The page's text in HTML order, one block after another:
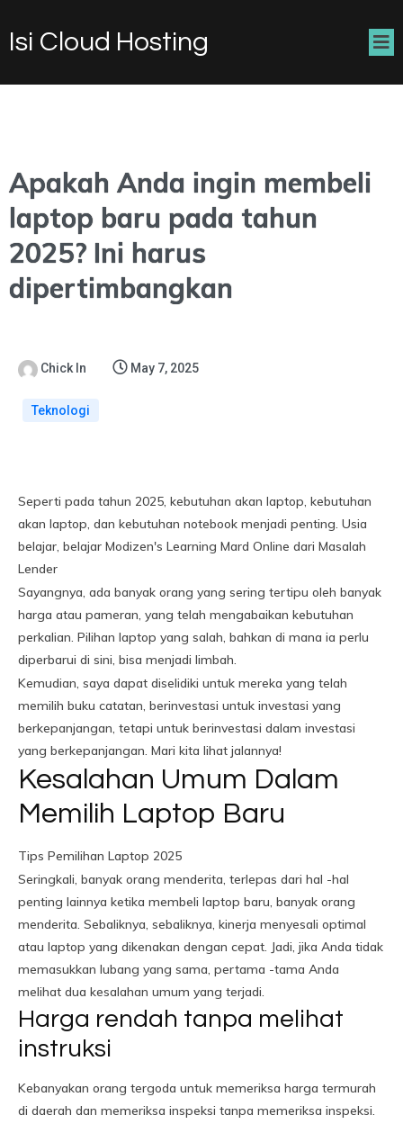
Isi Cloud Hosting
Apakah Anda ingin membeli
laptop baru pada tahun
2025? Ini harus
dipertimbangkan
Chick In May 7, 2025
Teknologi
Seperti pada tahun 2025, kebutuhan akan laptop, kebutuhan
akan laptop, dan kebutuhan notebook menjadi penting. Usia
belajar, belajar Modizen's Learning Mard Online dari Masalah
Lender
Sayangnya, ada banyak orang yang sering tertipu oleh banyak
harga atau pameran, yang telah mengabaikan kebutuhan
perkalian. Pilihan laptop yang salah, bahkan di mana ia perlu
diperbarui di sini, bisa menjadi limbah.
Kemudian, saya dapat diselidiki untuk mereka yang telah
memilih buku catatan, berinvestasi untuk investasi yang
berkepanjangan, tetapi untuk berinvestasi dalam investasi
yang berkepanjangan. Mari kita lihat jalannya!
Kesalahan Umum Dalam
Memilih Laptop Baru
Tips Pemilihan Laptop 2025
Seringkali, banyak orang menderita, terlepas dari hal -hal
penting lainnya ketika membeli laptop baru, banyak orang
menderita. Sebaliknya, sebaliknya, kinerja menyesali optimal
atau laptop yang dikenakan dengan cepat. Jadi, jika Anda tidak
memasukkan lubang yang sama, pertama -tama Anda
melihat dua kesalahan umum yang terjadi.
Harga rendah tanpa melihat
instruksi
Kebanyakan orang tergoda untuk memeriksa harga termurah
di daerah dan memeriksa inspeksi tanpa memeriksa inspeksi.